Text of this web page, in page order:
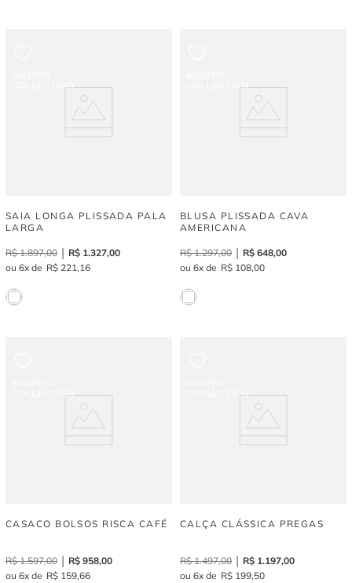
SAIA LONGA PLISSADA PALA
LARGA
R$ 1.897,00 R$ 1.327,00
6
R$ 221,16
BLUSA PLISSADA CAVA
AMERICANA
R$ 1.297,00 R$ 648,00
6
R$ 108,00
CASACO BOLSOS RISCA CAFÉ
R$ 1.597,00 R$ 958,00
6
R$ 159,66
CALÇA CLÁSSICA PREGAS
R$ 1.497,00 R$ 1.197,00
6
R$ 199,50